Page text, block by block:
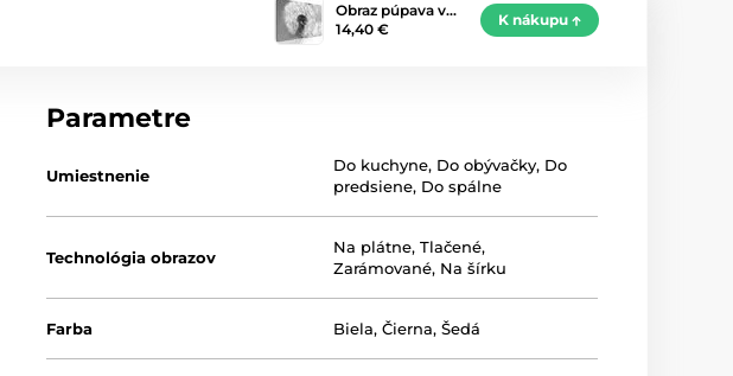
Obraz púpava v…
14,40 €
K nákupu
Parametre
Umiestnenie
Do kuchyne, Do obývačky, Do
predsiene, Do spálne
Technológia obrazov
Na plátne,Tlačené,
Zarámované, Na šírku
Farba Biela,Čierna,Šedá